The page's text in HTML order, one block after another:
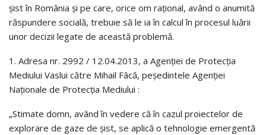
şist în România şi pe care, orice om raţional, având o anumită
răspundere socială, trebuie să le ia în calcul în procesul luării
unor decizii legate de această problemă.
1. Adresa nr. 2992 / 12.04.2013, a Agenţiei de Protecţia
Mediului Vaslui către Mihail Fâcă, peşedintele Agenţiei
Naţionale de Protecţia Mediului :
„Stimate domn, având în vedere că în cazul proiectelor de
explorare de gaze de şist, se aplică o tehnologie emergentă